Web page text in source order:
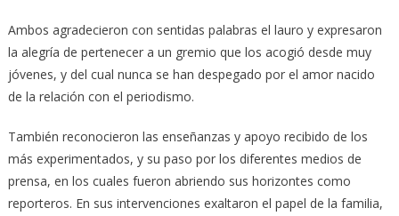
Ambos agradecieron con sentidas palabras el lauro y expresaron
la alegría de pertenecer a un gremio que los acogió desde muy
jóvenes, y del cual nunca se han despegado por el amor nacido
de la relación con el periodismo.
También reconocieron las enseñanzas y apoyo recibido de los
más experimentados, y su paso por los diferentes medios de
prensa, en los cuales fueron abriendo sus horizontes como
reporteros. En sus intervenciones exaltaron el papel de la familia,